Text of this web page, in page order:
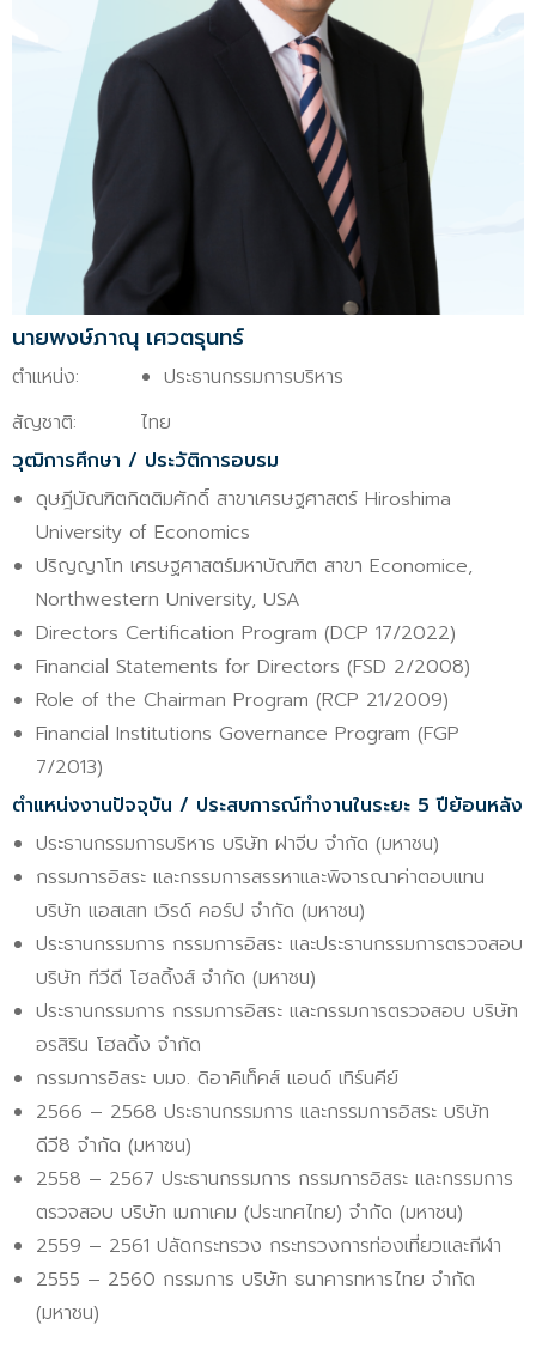
นายพงษ์ภาณุ เศวตรุนทร์
ตำแหน่ง:
ประธานกรรมการบริหาร
สัญชาติ:
ไทย
วุฒิการศึกษา / ประวัติการอบรม
ดุษฎีบัณฑิตกิตติมศักดิ์ สาขาเศรษฐศาสตร์ Hiroshima
University of Economics
ปริญญาโท เศรษฐศาสตร์มหาบัณฑิต สาขา Economice,
Northwestern University, USA
Directors Certification Program (DCP 17/2022)
Financial Statements for Directors (FSD 2/2008)
Role of the Chairman Program (RCP 21/2009)
Financial Institutions Governance Program (FGP
7/2013)
ตำแหน่งงานปัจจุบัน / ประสบการณ์ทำงานในระยะ 5 ปีย้อนหลัง
ประธานกรรมการบริหาร บริษัท ฝาจีบ จำกัด (มหาชน)
กรรมการอิสระ และกรรมการสรรหาและพิจารณาค่าตอบแทน
บริษัท แอสเสท เวิรด์ คอร์ป จำกัด (มหาชน)
ประธานกรรมการ กรรมการอิสระ และประธานกรรมการตรวจสอบ
บริษัท ทีวีดี โฮลดิ้งส์ จำกัด (มหาชน)
ประธานกรรมการ กรรมการอิสระ และกรรมการตรวจสอบ บริษัท
อรสิริน โฮลดิ้ง จำกัด
กรรมการอิสระ บมจ. ดิอาคิเท็คส์ แอนด์ เทิร์นคีย์
2566 – 2568 ประธานกรรมการ และกรรมการอิสระ บริษัท
ดีวี8 จำกัด (มหาชน)
2558 – 2567 ประธานกรรมการ กรรมการอิสระ และกรรมการ
ตรวจสอบ บริษัท เมกาเคม (ประเทศไทย) จำกัด (มหาชน)
2559 – 2561 ปลัดกระทรวง กระทรวงการท่องเที่ยวและกีฬา
2555 – 2560 กรรมการ บริษัท ธนาคารทหารไทย จำกัด
(มหาชน)